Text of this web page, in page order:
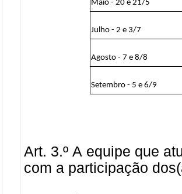
Maio - 20 e 21/5
Julho - 2 e 3/7
Agosto - 7 e 8/8
Setembro - 5 e 6/9
Art. 3.º A equipe que
com a participação